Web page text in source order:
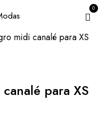
0
midi canalé para XS
para XS